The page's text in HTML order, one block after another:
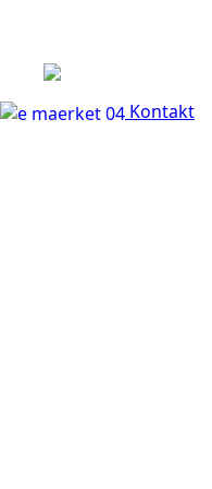
Kontakt